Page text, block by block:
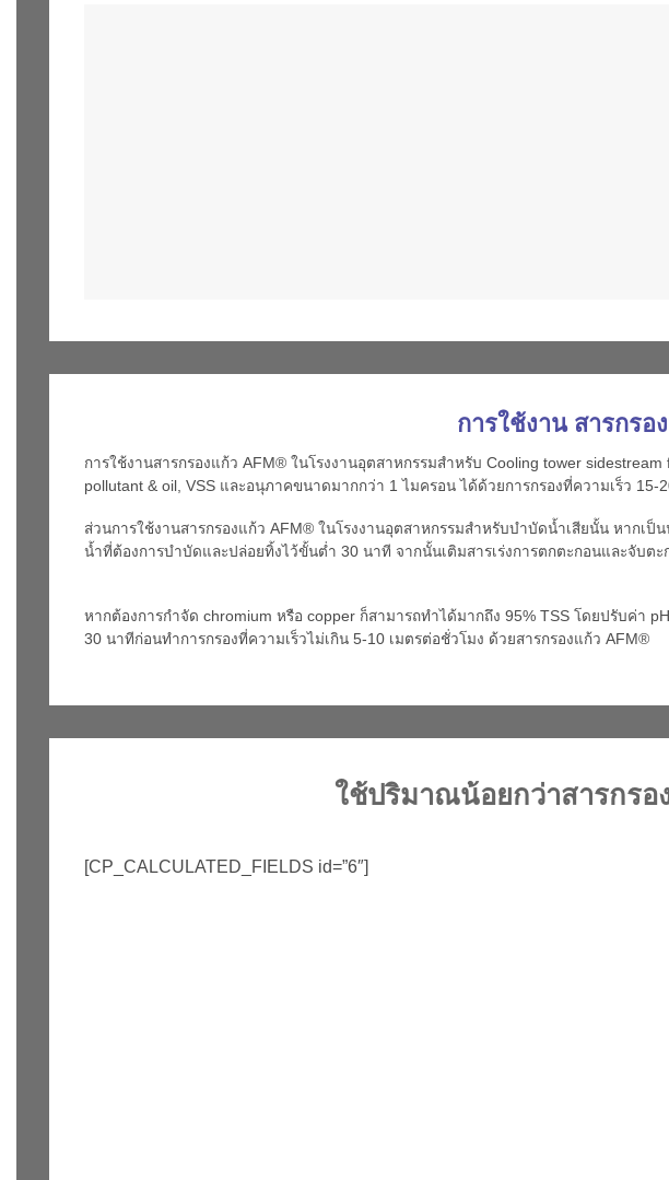
การใช้งาน สารกร
การใช้งานสารกรองแก้ว AFM® ในโรงงานอุตสาหกรรมสำหรับ Cooling tower
pollutant & oil, VSS และอนุภาคขนาดมากกว่า 1 ไมครอน ได้ด้วยการกรองที่ความเร็ว 15-
ส่วนการใช้งานสารกรองแก้ว AFM® ในโรงงานอุตสาหกรรมสำหรับบำบัดน้ำเสียนั้น หากเ
น้ำที่ต้องการบำบัดและปล่อยทิ้งไว้ขั้นต่ำ 30 นาที จากนั้นเติมสารเร่งการตกตะกอนและจับตะ
หากต้องการกำจัด chromium หรือ copper ก็สามารถทำได้มากถึง 95% TSS โดยปรับค่า
30 นาทีก่อนทำการกรองที่ความเร็วไม่เกิน 5-10 เมตรต่อชั่วโมง ด้วยสารกรองแก้ว AFM®
ใช้ปริมาณน้อยกว่าสารกรอ
[CP_CALCULATED_FIELDS id=”6″]